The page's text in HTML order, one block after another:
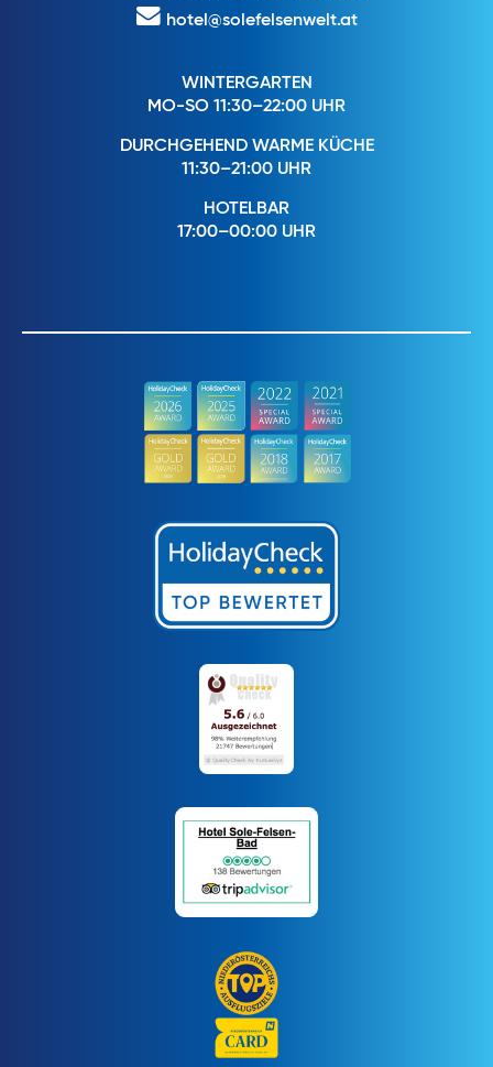
hotel@solefelsenwelt.at
WINTERGARTEN
MO-SO 11:30–22:00 UHR
DURCHGEHEND WARME KÜCHE
11:30–21:00 UHR
HOTELBAR
17:00–00:00 UHR